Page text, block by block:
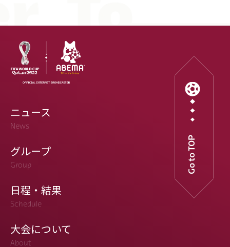
ニュース
News
グループ
Group
日程・結果
Schedule
大会について
About
Go to TOP